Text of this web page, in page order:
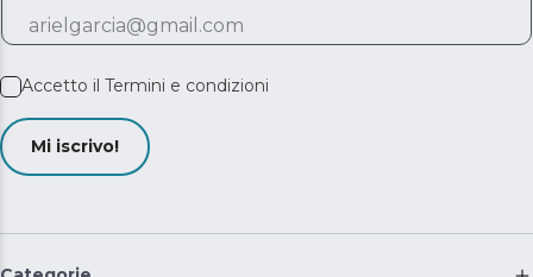
Accetto il Termini e condizioni
Mi iscrivo!